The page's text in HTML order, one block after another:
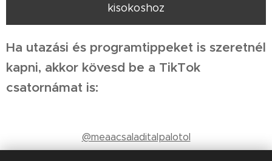
kisokoshoz
Ha utazási és programtippeket is szeretnél
kapni, akkor kövesd be a TikTok
csatornámat is:
@meaacsaladitalpalotol